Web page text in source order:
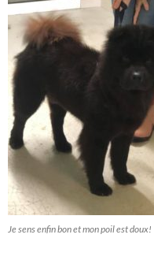
Je sens enfin bon et mon poil est doux!